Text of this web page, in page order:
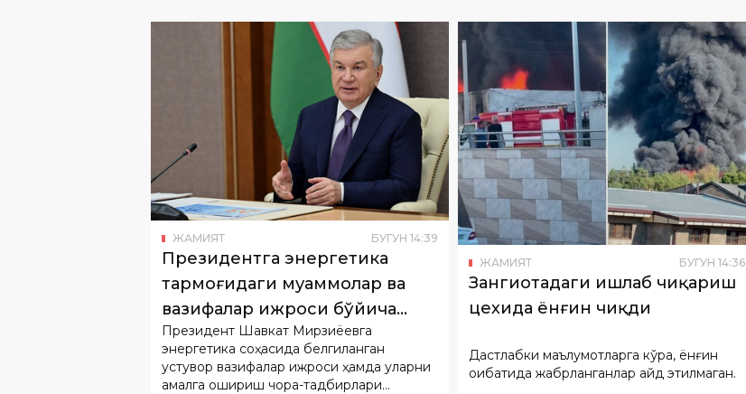
ЖАМИЯТ БУГУН 14:39
Президентга энергетика
тармоғидаги муаммолар ва
вазифалар ижроси бўйича
ахборот берилди
Президент Шавкат Мирзиёевга
энергетика соҳасида белгиланган
устувор вазифалар ижроси ҳамда уларни
амалга ошириш чора-тадбирлари
ЖАМИЯТ БУГУН 14:36
Зангиотадаги ишлаб чиқариш
цехида ёнғин чиқди
Дастлабки маълумотларга кўра, ёнғин
оқибатида жабрланганлар қайд этилмаган.